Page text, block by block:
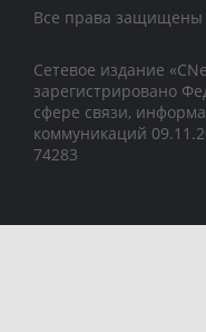
Все права защищены
Сетевое издание
зарегистрировано
сфере связи,
коммуникаций
74283